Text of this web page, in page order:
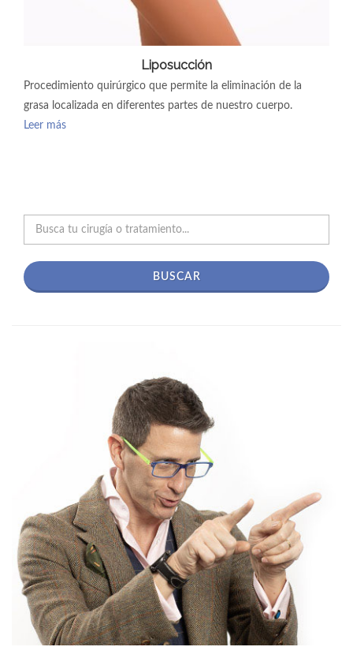
Liposucción
Procedimiento quirúrgico que permite la eliminación de la
grasa localizada en diferentes partes de nuestro cuerpo.
Leer más
BUSCAR